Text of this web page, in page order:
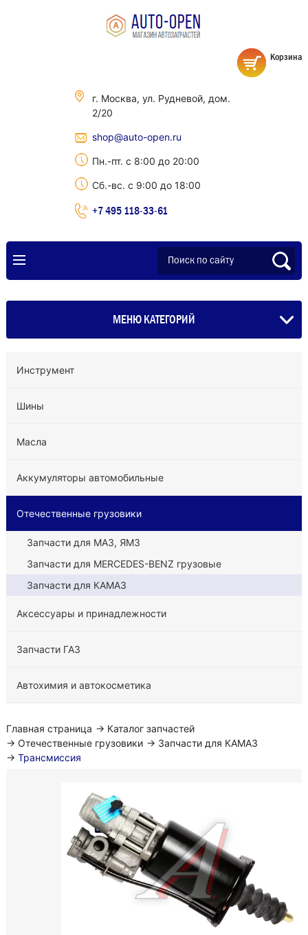
г. Москва, ул. Рудневой, дом.
2/20
shop@auto-open.ru
Пн.-пт. с 8:00 до 20:00
Сб.-вс. с 9:00 до 18:00
+7 495 118-33-61
Корзина
МЕНЮ КАТЕГОРИЙ
Инструмент
Шины
Масла
Аккумуляторы автомобильные
Отечественные грузовики
Запчасти для МАЗ, ЯМЗ
Запчасти для MERCEDES-BENZ грузовые
Запчасти для КАМАЗ
Аксессуары и принадлежности
Запчасти ГАЗ
Автохимия и автокосметика
Главная страница → Каталог запчастей
→ Отечественные грузовики → Запчасти для КАМАЗ
→ Трансмиссия